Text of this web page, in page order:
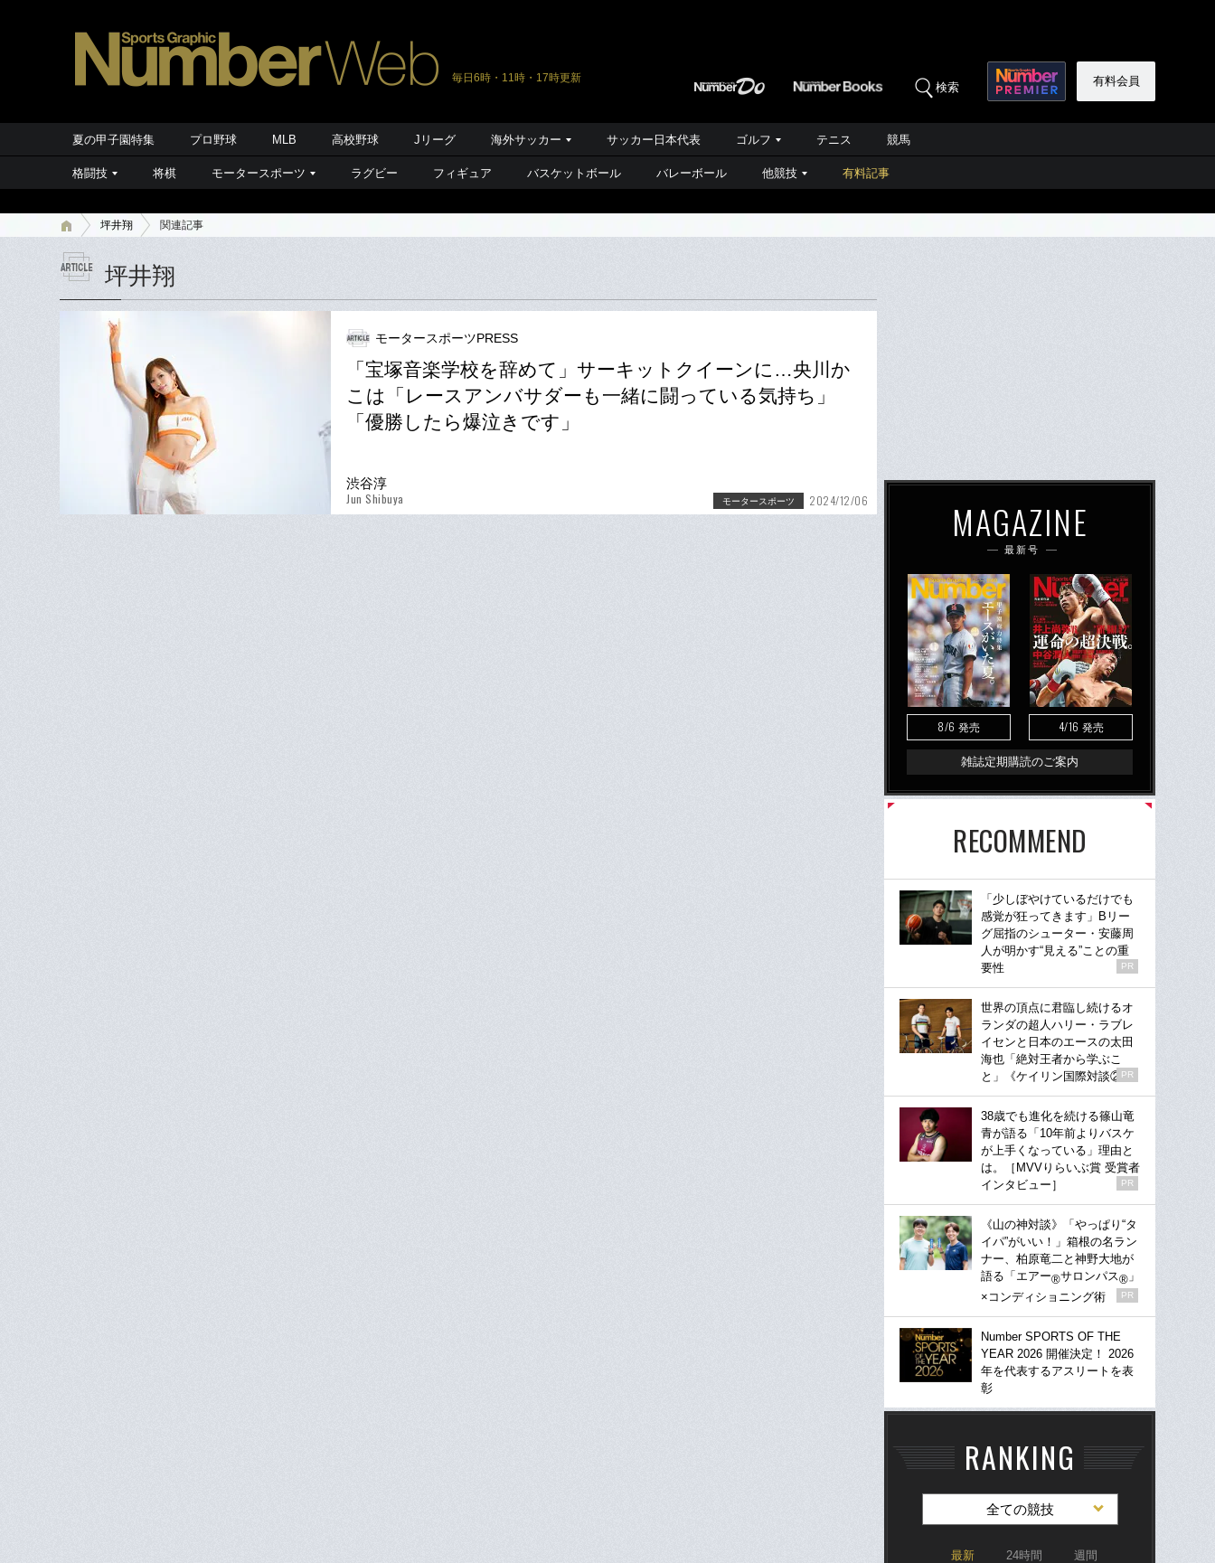
毎日6時・11時・17時更新
検索 有料会員
夏の甲子園特集 プロ野球 MLB 高校野球 Jリーグ 海外サッカー サッカー日本代表 ゴルフ テニス 競馬
格闘技 将棋 モータースポーツ ラグビー フィギュア バスケットボール バレーボール 他競技 有料記事
坪井翔 関連記事
坪井翔
モータースポーツPRESS
「宝塚音楽学校を辞めて」サーキットクイーンに…央川か
こは「レースアンバサダーも一緒に闘っている気持ち」
「優勝したら爆泣きです」
渋谷淳
Jun Shibuya モータースポーツ 2024/12/06 MAGAZINE
最新号
8/6 発売 4/16 発売
雑誌定期購読のご案内
RECOMMEND
「少しぼやけているだけでも
感覚が狂ってきます」Bリー
グ屈指のシューター・安藤周
人が明かす“見える”ことの重
要性
PR
世界の頂点に君臨し続けるオ
ランダの超人ハリー・ラブレ
イセンと日本のエースの太田
海也「絶対王者から学ぶこ
と」《ケイリン国際対談②》
PR
38歳でも進化を続ける篠山竜
青が語る「10年前よりバスケ
が上手くなっている」理由と
は。［MVVりらいぶ賞 受賞者
インタビュー］
PR
《山の神対談》「やっぱり“タ
イパ”がいい！」箱根の名ラン
ナー、柏原竜二と神野大地が
語る「エアー®サロンパス® 」
×コンディショニング術
PR
Number SPORTS OF THE
YEAR 2026 開催決定！ 2026
年を代表するアスリートを表
彰
RANKING
全ての競技
最新 24時間 週間